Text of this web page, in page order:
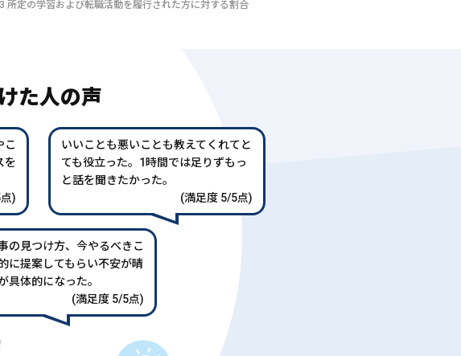
の学習および転職活動を履行された方に対する割合
た人の声
こ
を
)
いいことも悪いことも教えてくれてと
ても役立った。1時間では足りずもっ
と話を聞きたかった。
(満足度 5/5点)
の見つけ方、今やるべきこ
に提案してもらい不安が晴
具体的になった。
(満足度 5/5点)